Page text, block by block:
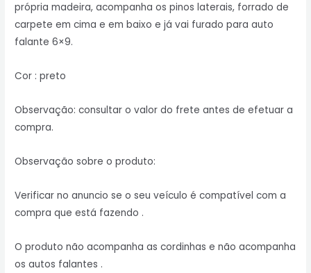
própria madeira, acompanha os pinos laterais, forrado de
carpete em cima e em baixo e já vai furado para auto
falante 6×9.
Cor : preto
Observação: consultar o valor do frete antes de efetuar a
compra.
Observação sobre o produto:
Verificar no anuncio se o seu veículo é compatível com a
compra que está fazendo .
O produto não acompanha as cordinhas e não acompanha
os autos falantes .